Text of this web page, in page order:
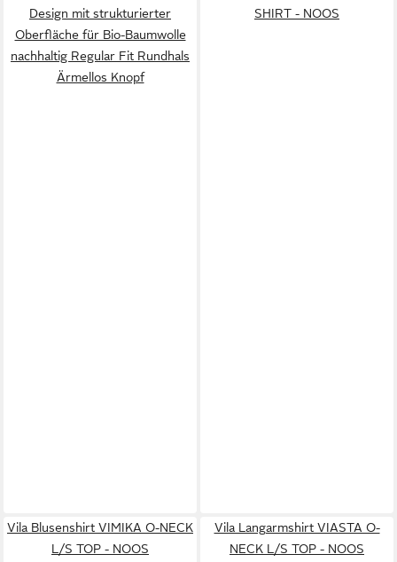
Design mit strukturierter
Oberfläche für Bio-Baumwolle
nachhaltig Regular Fit Rundhals
Ärmellos Knopf
SHIRT - NOOS
Vila Blusenshirt VIMIKA O-NECK
L/S TOP - NOOS
Vila Langarmshirt VIASTA O-
NECK L/S TOP - NOOS